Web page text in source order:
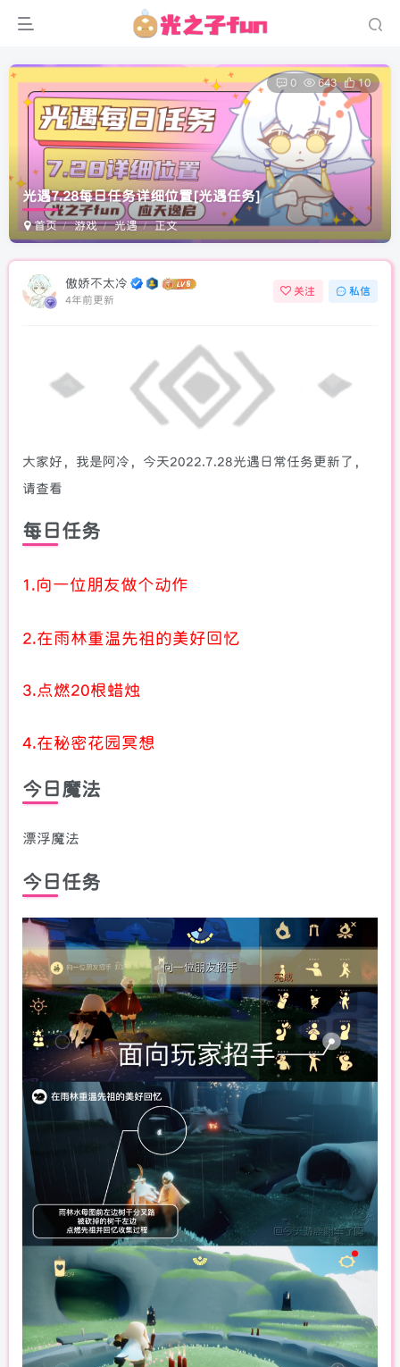
光遇7.28每日任务详细位置[光遇任务]
首页 游戏 光遇 正文
0 643 10
傲娇不太冷
4年前更新
关注 私信
大家好，我是阿冷，今天2022.7.28光遇日常任务更新了，
请查看
每日任务
1.向一位朋友做个动作
2.在雨林重温先祖的美好回忆
3.点燃20根蜡烛
4.在秘密花园冥想
今日魔法
漂浮魔法
今日任务